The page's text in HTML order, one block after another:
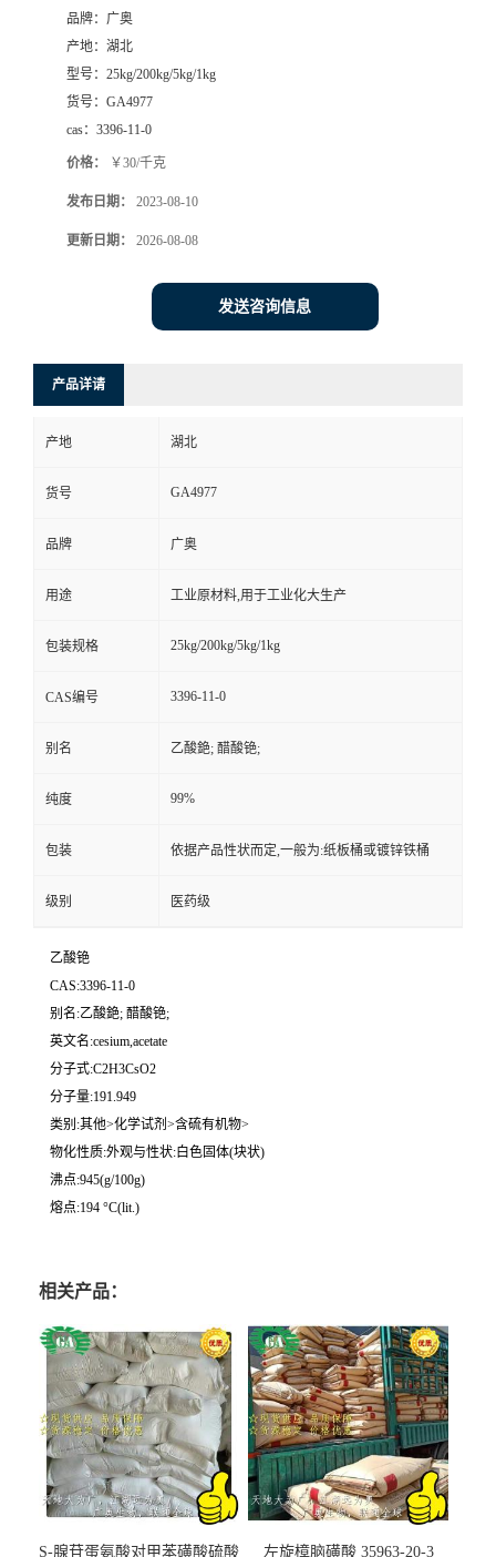
品牌： 广奥
产地： 湖北
型号： 25kg/200kg/5kg/1kg
货号： GA4977
cas： 3396-11-0
价格： ￥30/千克
发布日期： 2023-08-10
更新日期： 2026-08-08
发送咨询信息
产品详请
产地 湖北
货号 GA4977
品牌 广奥
用途 工业原材料,用于工业化大生产
包装规格 25kg/200kg/5kg/1kg
CAS编号 3396-11-0
别名 乙酸銫; 醋酸铯;
纯度 99%
包装 依据产品性状而定,一般为:纸板桶或镀锌铁桶
级别 医药级
乙酸铯
CAS:3396-11-0
别名:乙酸銫; 醋酸铯;
英文名:cesium,acetate
分子式:C2H3CsO2
分子量:191.949
类别:其他>化学试剂>含硫有机物>
物化性质:外观与性状:白色固体(块状)
沸点:945(g/100g)
熔点:194 °C(lit.)
相关产品：
S-腺苷蛋氨酸对甲苯磺酸硫酸 左旋樟脑磺酸 35963-20-3